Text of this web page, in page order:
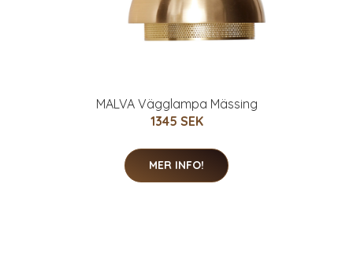
MALVA Vägglampa Mässing
1345 SEK
MER INFO!